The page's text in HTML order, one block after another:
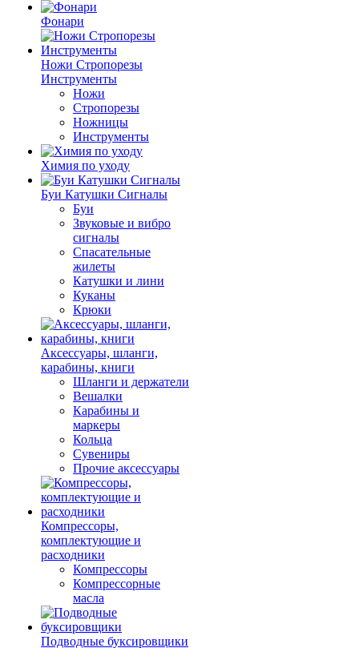
Фонари
Ножи Стропорезы
Инструменты
Ножи
Стропорезы
Ножницы
Инструменты
Химия по уходу
Буи Катушки Сигналы
Буи
Звуковые и вибро
сигналы
Спасательные
жилеты
Катушки и лини
Куканы
Крюки
Аксессуары, шланги,
карабины, книги
Шланги и держатели
Вешалки
Карабины и
маркеры
Кольца
Сувениры
Прочие аксессуары
Компрессоры,
комплектующие и
расходники
Компрессоры
Компрессорные
масла
Подводные буксировщики